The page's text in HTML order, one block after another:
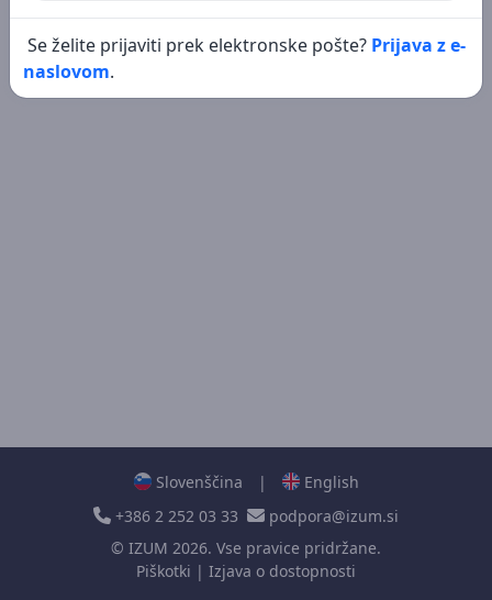
Se želite prijaviti prek elektronske pošte? Prijava z e-
naslovom.
Slovenščina |
English
+386 2 252 03 33
podpora@izum.si
© IZUM 2026. Vse pravice pridržane.
Piškotki | Izjava o dostopnosti